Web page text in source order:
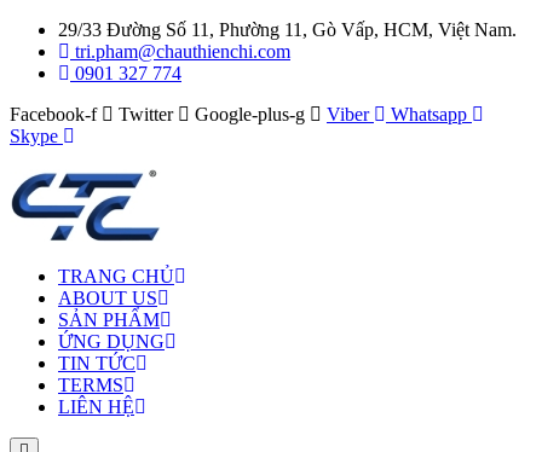
29/33 Đường Số 11, Phường 11, Gò Vấp, HCM, Việt Nam.
tri.pham@chauthienchi.com
0901 327 774
Facebook-f
Twitter Google-plus-g Viber
Whatsapp
Skype
TRANG CHỦ
ABOUT US
SẢN PHẨM
ỨNG DỤNG
TIN TỨC
TERMS
LIÊN HỆ